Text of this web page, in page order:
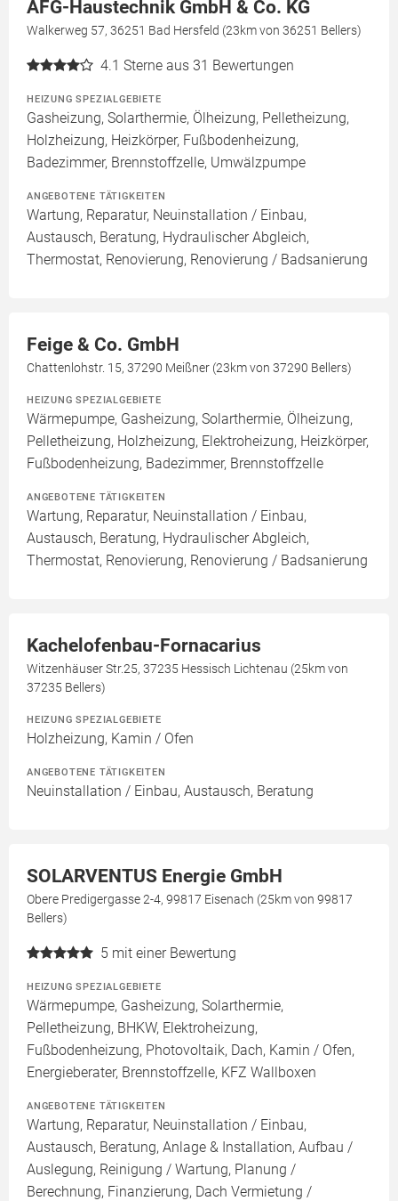
AFG-Haustechnik GmbH & Co. KG
Walkerweg 57, 36251 Bad Hersfeld (23km von 36251 Bellers)
4.1 Sterne aus 31 Bewertungen
HEIZUNG SPEZIALGEBIETE
Gasheizung, Solarthermie, Ölheizung, Pelletheizung,
Holzheizung, Heizkörper, Fußbodenheizung,
Badezimmer, Brennstoffzelle, Umwälzpumpe
ANGEBOTENE TÄTIGKEITEN
Wartung, Reparatur, Neuinstallation / Einbau,
Austausch, Beratung, Hydraulischer Abgleich,
Thermostat, Renovierung, Renovierung / Badsanierung
Feige & Co. GmbH
Chattenlohstr. 15, 37290 Meißner (23km von 37290 Bellers)
HEIZUNG SPEZIALGEBIETE
Wärmepumpe, Gasheizung, Solarthermie, Ölheizung,
Pelletheizung, Holzheizung, Elektroheizung, Heizkörper,
Fußbodenheizung, Badezimmer, Brennstoffzelle
ANGEBOTENE TÄTIGKEITEN
Wartung, Reparatur, Neuinstallation / Einbau,
Austausch, Beratung, Hydraulischer Abgleich,
Thermostat, Renovierung, Renovierung / Badsanierung
Kachelofenbau-Fornacarius
Witzenhäuser Str.25, 37235 Hessisch Lichtenau (25km von
37235 Bellers)
HEIZUNG SPEZIALGEBIETE
Holzheizung, Kamin / Ofen
ANGEBOTENE TÄTIGKEITEN
Neuinstallation / Einbau, Austausch, Beratung
SOLARVENTUS Energie GmbH
Obere Predigergasse 2-4, 99817 Eisenach (25km von 99817
Bellers)
5 mit einer Bewertung
HEIZUNG SPEZIALGEBIETE
Wärmepumpe, Gasheizung, Solarthermie,
Pelletheizung, BHKW, Elektroheizung,
Fußbodenheizung, Photovoltaik, Dach, Kamin / Ofen,
Energieberater, Brennstoffzelle, KFZ Wallboxen
ANGEBOTENE TÄTIGKEITEN
Wartung, Reparatur, Neuinstallation / Einbau,
Austausch, Beratung, Anlage & Installation, Aufbau /
Auslegung, Reinigung / Wartung, Planung /
Berechnung, Finanzierung, Dach Vermietung /